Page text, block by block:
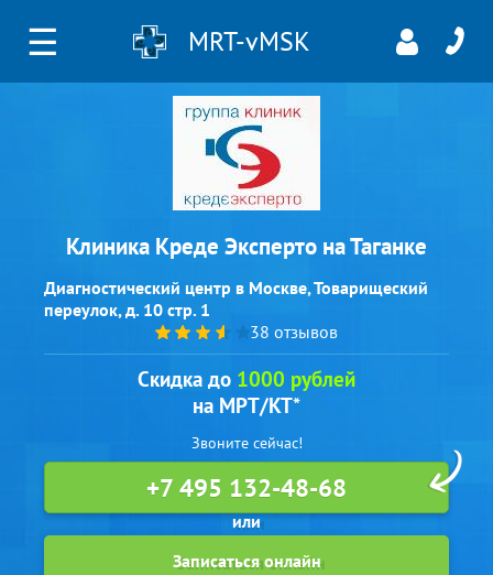
☰ MRT-vMSK
Клиника Креде Эксперто на Таганке
Диагностический центр в Москве, Товарищеский
переулок, д. 10 стр. 1
38 отзывов
Скидка до 1000 рублей
на МРТ/КТ*
Звоните сейчас!
+7 495 132-48-68
Записаться онлайн